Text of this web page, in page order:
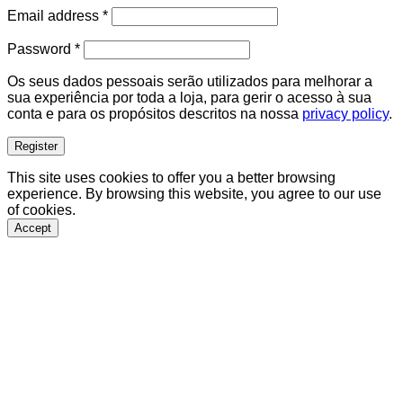
Email address *Required
Password *Required
Os seus dados pessoais serão utilizados para melhorar a
sua experiência por toda a loja, para gerir o acesso à sua
conta e para os propósitos descritos na nossa privacy policy.
Register
This site uses cookies to offer you a better browsing
experience. By browsing this website, you agree to our use
of cookies.
Accept